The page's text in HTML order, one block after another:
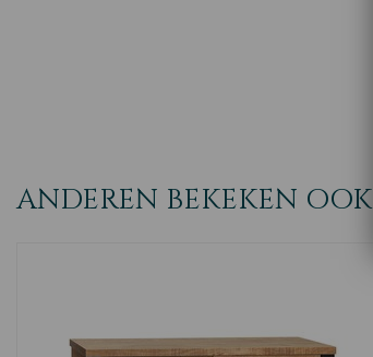
ANDEREN BEKEKEN OOK